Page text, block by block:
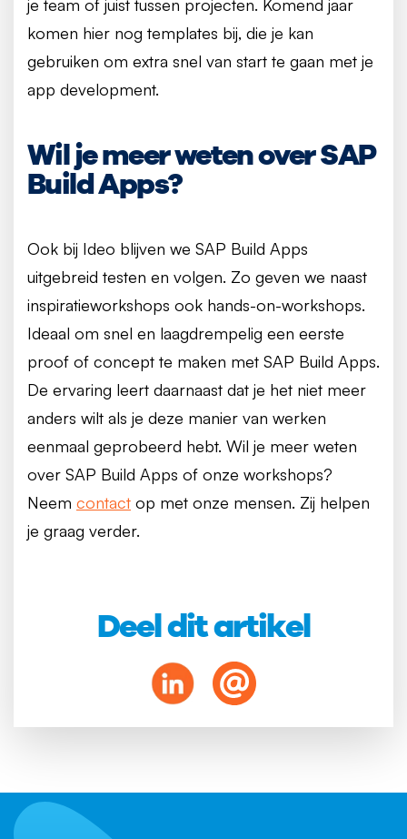
je team of juist tussen projecten. Komend jaar
komen hier nog templates bij, die je kan
gebruiken om extra snel van start te gaan met je
app development.
Wil je meer weten over SAP
Build Apps?
Ook bij Ideo blijven we SAP Build Apps
uitgebreid testen en volgen. Zo geven we naast
inspiratieworkshops ook hands-on-workshops.
Ideaal om snel en laagdrempelig een eerste
proof of concept te maken met SAP Build Apps.
De ervaring leert daarnaast dat je het niet meer
anders wilt als je deze manier van werken
eenmaal geprobeerd hebt. Wil je meer weten
over SAP Build Apps of onze workshops?
Neem contact op met onze mensen. Zij helpen
je graag verder.
Deel dit artikel